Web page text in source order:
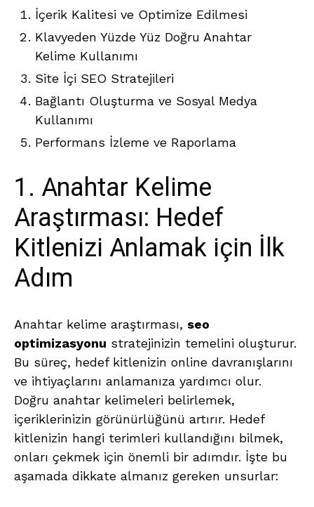
İçerik Kalitesi ve Optimize Edilmesi
Klavyeden Yüzde Yüz Doğru Anahtar
Kelime Kullanımı
Site İçi SEO Stratejileri
Bağlantı Oluşturma ve Sosyal Medya
Kullanımı
Performans İzleme ve Raporlama
1. Anahtar Kelime
Araştırması: Hedef
Kitlenizi Anlamak için İlk
Adım
Anahtar kelime araştırması, seo
optimizasyonu stratejinizin temelini oluşturur.
Bu süreç, hedef kitlenizin online davranışlarını
ve ihtiyaçlarını anlamanıza yardımcı olur.
Doğru anahtar kelimeleri belirlemek,
içeriklerinizin görünürlüğünü artırır. Hedef
kitlenizin hangi terimleri kullandığını bilmek,
onları çekmek için önemli bir adımdır. İşte bu
aşamada dikkate almanız gereken unsurlar: